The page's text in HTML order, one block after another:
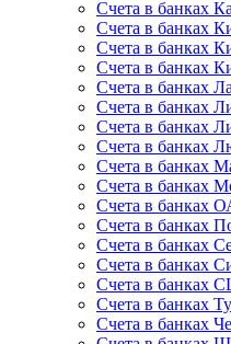
Счета в банках
Счета в банках
Счета в банках
Счета в банках
Счета в банках
Счета в банках
Счета в банках
Счета в банках
Счета в банках
Счета в банках
Счета в банках
Счета в банках
Счета в банках
Счета в банках
Счета в банках
Счета в банках
Счета в банках